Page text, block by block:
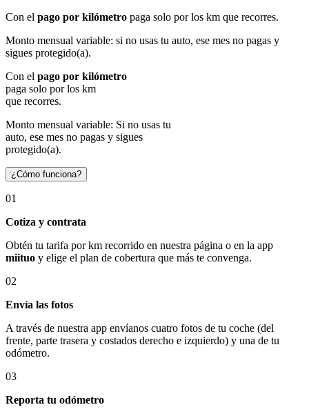
Con el pago por kilómetro paga solo por los km que recorres.
Monto mensual variable: si no usas tu auto, ese mes no pagas y
sigues protegido(a).
Con el pago por kilómetro
paga solo por los km
que recorres.
Monto mensual variable: Si no usas tu
auto, ese mes no pagas y sigues
protegido(a).
¿Cómo funciona?
01
Cotiza y contrata
Obtén tu tarifa por km recorrido en nuestra página o en la app
miituo y elige el plan de cobertura que más te convenga.
02
Envía las fotos
A través de nuestra app envíanos cuatro fotos de tu coche (del
frente, parte trasera y costados derecho e izquierdo) y una de tu
odómetro.
03
Reporta tu odómetro